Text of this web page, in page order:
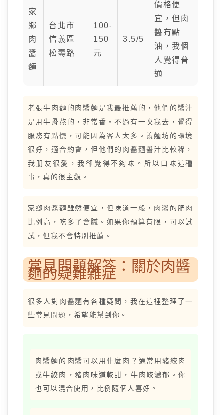
家
鄉
肉
醬
麵
台北市
信義區
松壽路
100-
150
元
3.5/5
價格便
宜，但肉
醬有點
油，我個
人覺得普
通
老張牛肉麵的肉醬麵是我最推薦的，他們的醬汁
是用牛骨熬的，非常香。不過有一次我去，覺得
服務有點慢，可能因為客人太多。義麵坊的環境
很好，適合約會，但他們的肉醬麵醬汁比較稀，
我朋友很愛，我卻覺得不夠味。所以口味這種
事，真的很主觀。
家鄉肉醬麵雖然便宜，但味道一般，肉醬的肥肉
比例高，吃多了會膩。如果你預算有限，可以試
試，但我不會特別推薦。
常見問題解答：關於肉醬
麵的疑難雜症
很多人對肉醬麵有各種疑問，我在這裡整理了一
些常見問題，希望能幫到你。
肉醬麵的肉醬可以用什麼肉？通常用豬絞肉
或牛絞肉，豬肉味道較甜，牛肉較濃郁。你
也可以混合使用，比例隨個人喜好。